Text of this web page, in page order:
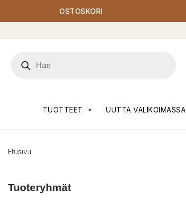
OSTOSKORI
search
TUOTTEET UUTTA VALIKOIMASSA
Etusivu
Tuoteryhmät